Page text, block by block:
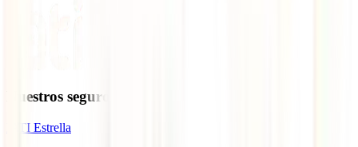
Nuestros seguros
IATI Estrella